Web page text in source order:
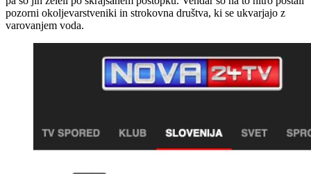
pozorni okoljevarstveniki in strokovna društva, ki se ukvarjajo z
varovanjem voda.